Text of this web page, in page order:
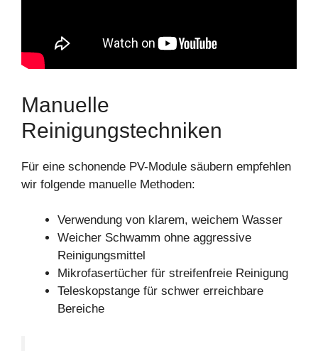
Manuelle
Reinigungstechniken
Für eine schonende PV-Module säubern empfehlen
wir folgende manuelle Methoden:
Verwendung von klarem, weichem Wasser
Weicher Schwamm ohne aggressive
Reinigungsmittel
Mikrofasertücher für streifenfreie Reinigung
Teleskopstange für schwer erreichbare
Bereiche